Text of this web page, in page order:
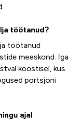
töötanud?
töötanud
meeskond. Iga
koostisel, kus
portsjoni
ajal